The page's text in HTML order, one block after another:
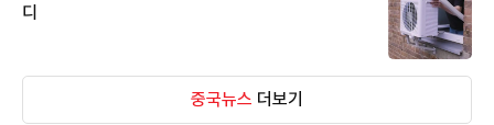
디
중국뉴스 더보기